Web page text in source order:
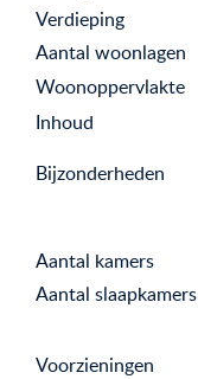
Verdieping
Aantal woonlagen
Woonoppervlakte
Inhoud
Bijzonderheden
Aantal kamers
Aantal slaapkamers
Voorzieningen